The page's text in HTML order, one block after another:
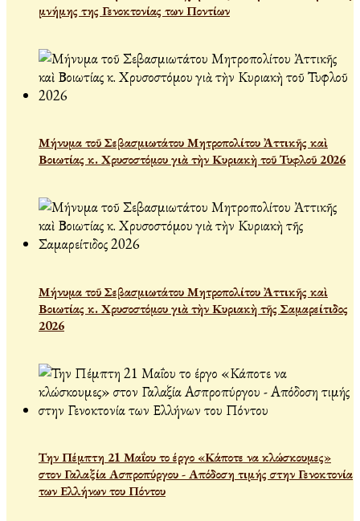
μνήμης της Γενοκτονίας των Ποντίων
Μήνυμα τοῦ Σεβασμιωτάτου Μητροπολίτου Ἀττικῆς καὶ
Βοιωτίας κ. Χρυσοστόμου γιὰ τὴν Κυριακὴ τοῦ Τυφλοῦ 2026
Μήνυμα τοῦ Σεβασμιωτάτου Μητροπολίτου Ἀττικῆς καὶ
Βοιωτίας κ. Χρυσοστόμου γιὰ τὴν Κυριακὴ τῆς Σαμαρείτιδος
2026
Την Πέμπτη 21 Μαΐου το έργο «Κάποτε να κλώσκουμες»
στον Γαλαξία Ασπροπύργου - Απόδοση τιμής στην Γενοκτονία
των Ελλήνων του Πόντου